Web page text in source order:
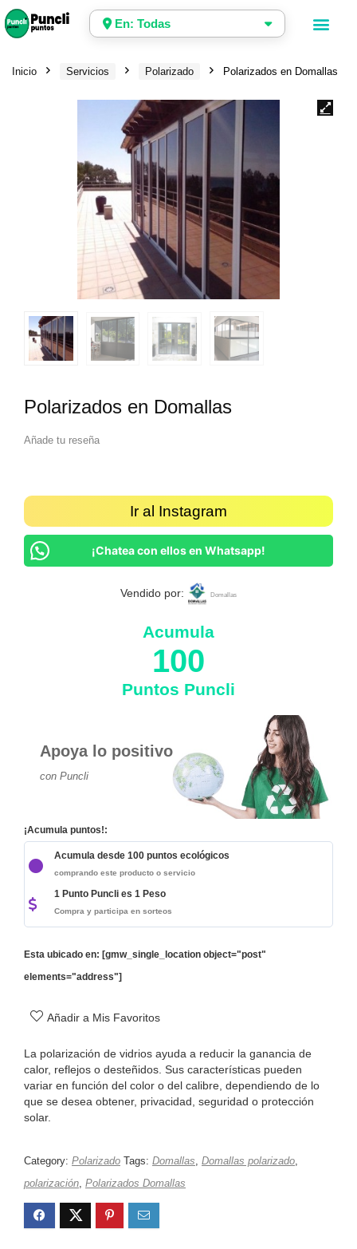
En: Todas
Inicio Servicios Polarizado Polarizados en Domallas
Polarizados en Domallas
Añade tu reseña
Ir al Instagram
¡Chatea con ellos en Whatsapp!
Vendido por: Domallas
Acumula
100
Puntos Puncli
Apoya lo positivo
con Puncli
¡Acumula puntos!:
Acumula desde 100 puntos ecológicos
comprando este producto o servicio
1 Punto Puncli es 1 Peso
Compra y participa en sorteos
Esta ubicado en: [gmw_single_location object="post"
elements="address"]
Añadir a Mis Favoritos
La polarización de vidrios ayuda a reducir la ganancia de
calor, reflejos o desteñidos. Sus características pueden
variar en función del color o del calibre, dependiendo de lo
que se desea obtener, privacidad, seguridad o protección
solar.
Category: Polarizado Tags: Domallas, Domallas polarizado,
polarización, Polarizados Domallas